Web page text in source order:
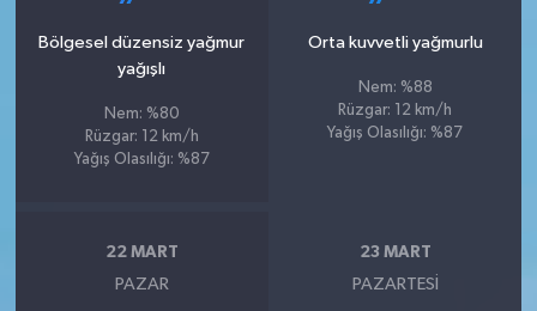
Bölgesel düzensiz yağmur
yağışlı
Nem: %80
Rüzgar: 12 km/h
Yağış Olasılığı: %87
Orta kuvvetli yağmurlu
Nem: %88
Rüzgar: 12 km/h
Yağış Olasılığı: %87
22 MART
PAZAR
23 MART
PAZARTESI